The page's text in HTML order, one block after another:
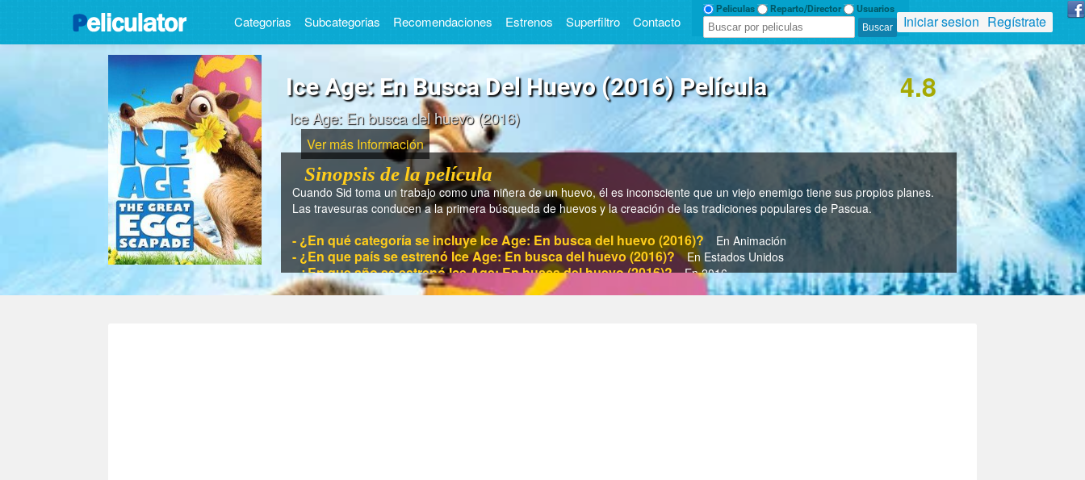
Categorias Subcategorias Recomendaciones Estrenos Superfiltro Contacto
Peliculas Reparto/Director Usuarios
Iniciar sesion Regístrate
Ice Age: En Busca Del Huevo (2016) Película
Ice Age: En busca del huevo (2016)
4.8
Ver más Información
Sinopsis de la película
Cuando Sid toma un trabajo como una niñera de un huevo, él es inconsciente que un viejo enemigo tiene sus propios planes.
Las travesuras conducen a la primera búsqueda de huevos y la creación de las tradiciones populares de Pascua.
- ¿En qué categoría se incluye Ice Age: En busca del huevo (2016)? En Animación
- ¿En que país se estrenó Ice Age: En busca del huevo (2016)? En Estados Unidos
- ¿En que año se estrenó Ice Age: En busca del huevo (2016)? En 2016
- ¿Cuánto tiempo dura Ice Age: En busca del huevo (2016)? En 24 min.